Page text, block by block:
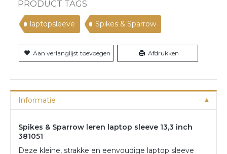
PRODUCT TAGS
laptopsleeve Spikes & Sparrow
Aan verlanglijst toevoegen Afdrukken
Informatie
Spikes & Sparrow leren laptop sleeve 13,3 inch
381051
Deze kleine, strakke en eenvoudige laptop sleeve